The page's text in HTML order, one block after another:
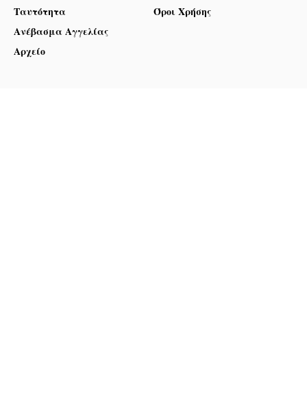
Ταυτότητα
Ανέβασμα Αγγελίας
Αρχείο
Όροι Χρήσης